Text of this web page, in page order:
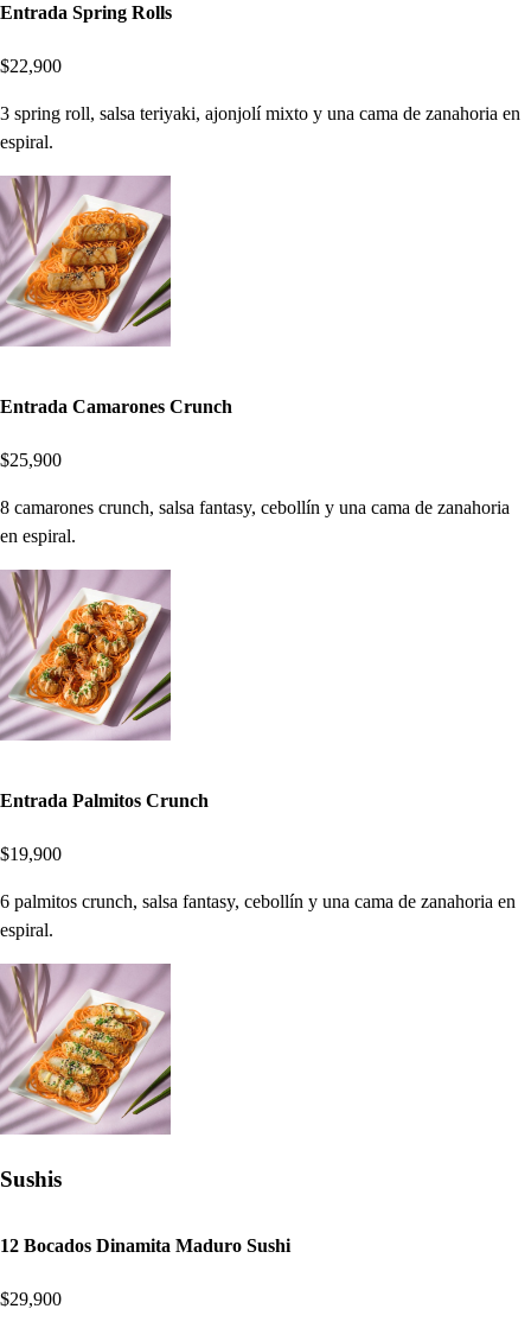
Entrada Spring Rolls
$22,900
3 spring roll, salsa teriyaki, ajonjolí mixto y una cama de zanahoria en
espiral.
Entrada Camarones Crunch
$25,900
8 camarones crunch, salsa fantasy, cebollín y una cama de zanahoria
en espiral.
Entrada Palmitos Crunch
$19,900
6 palmitos crunch, salsa fantasy, cebollín y una cama de zanahoria en
espiral.
Sushis
12 Bocados Dinamita Maduro Sushi
$29,900